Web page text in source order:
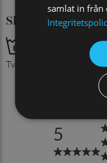
Skötselråd
Tvättas med liknande
samlat in från